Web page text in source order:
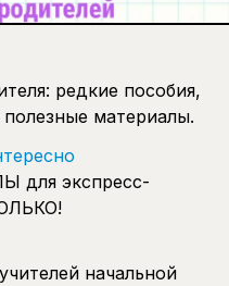
редкие пособия,
материалы.
экспресс-
начальной